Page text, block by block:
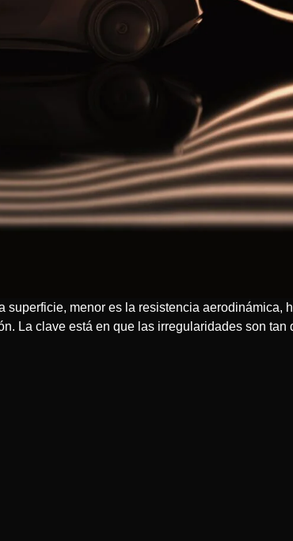
menor es la resistencia aerodinámica,
La clave está en que las irregularidades son tan